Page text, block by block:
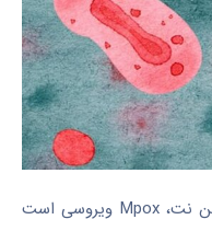
نت، Mpox ویروسی است